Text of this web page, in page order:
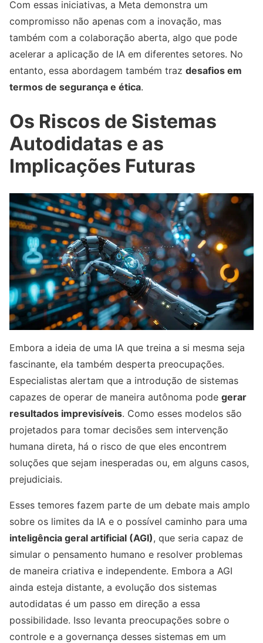
Com essas iniciativas, a Meta demonstra um
compromisso não apenas com a inovação, mas
também com a colaboração aberta, algo que pode
acelerar a aplicação de IA em diferentes setores. No
entanto, essa abordagem também traz desafios em
termos de segurança e ética.
Os Riscos de Sistemas
Autodidatas e as
Implicações Futuras
Embora a ideia de uma IA que treina a si mesma seja
fascinante, ela também desperta preocupações.
Especialistas alertam que a introdução de sistemas
capazes de operar de maneira autônoma pode gerar
resultados imprevisíveis. Como esses modelos são
projetados para tomar decisões sem intervenção
humana direta, há o risco de que eles encontrem
soluções que sejam inesperadas ou, em alguns casos,
prejudiciais.
Esses temores fazem parte de um debate mais amplo
sobre os limites da IA e o possível caminho para uma
inteligência geral artificial (AGI), que seria capaz de
simular o pensamento humano e resolver problemas
de maneira criativa e independente. Embora a AGI
ainda esteja distante, a evolução dos sistemas
autodidatas é um passo em direção a essa
possibilidade. Isso levanta preocupações sobre o
controle e a governança desses sistemas em um